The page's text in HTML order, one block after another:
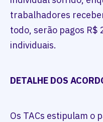
trabalhadores
todo, serão pagos R$
individuais.
DETALHE DOS
Os TACs estipulam o